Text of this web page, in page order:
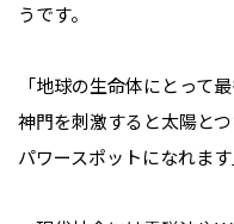
うです。
「地球の生命体にとって
神門を刺激すると太陽と
パワースポットになれます